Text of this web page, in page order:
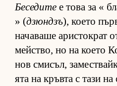
Беседите е това за «
» (дзюндзъ), ко­ето
на­ча­ваше арис­ток­рат
мейс­т­во, но на ко­ето
нов сми­съл,
ята на кръвта с тази